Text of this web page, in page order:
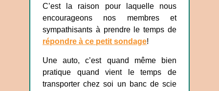
C’est la raison pour laquelle nous
encourageons nos membres et
sympathisants à prendre le temps de
répondre à ce petit sondage!
Une auto, c’est quand même bien
pratique quand vient le temps de
transporter chez soi un banc de scie